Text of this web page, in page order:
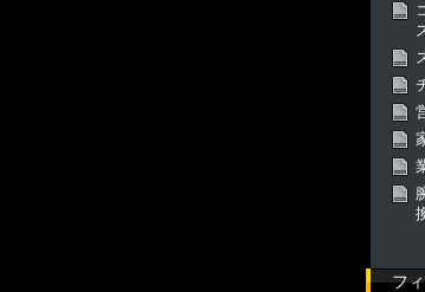
フ